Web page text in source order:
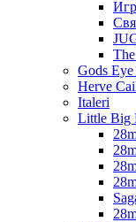
Gods Eye
Herve
Italeri
Little Big